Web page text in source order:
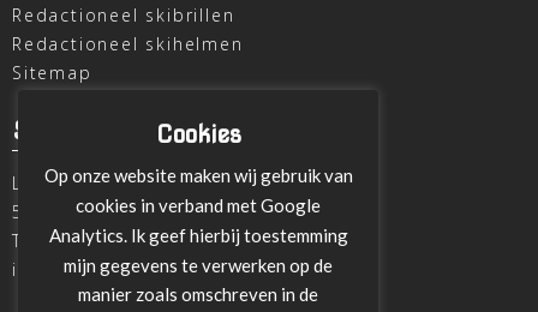
Redactioneel skibrillen
Redactioneel skihelmen
Sitemap
SKI OUTLET
Laagheidehof 8
5804 XC Venray
T
+31 478 515696
info@ski-outlet-venray.nl
Cookies
Op onze website maken wij gebruik van
cookies in verband met Google
Analytics. Ik geef hierbij toestemming
mijn gegevens te verwerken op de
manier zoals omschreven in de